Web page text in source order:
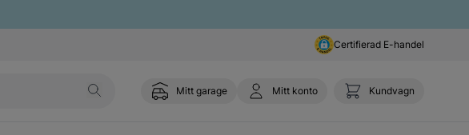
Certifierad E-handel
Mitt garage Mitt konto Kundvagn